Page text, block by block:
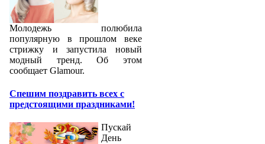
Молодежь полюбила
популярную в прошлом веке
стрижку и запустила новый
модный тренд. Об этом
сообщает Glamour.
Спешим поздравить всех с
предстоящими праздниками!
Пускай
День